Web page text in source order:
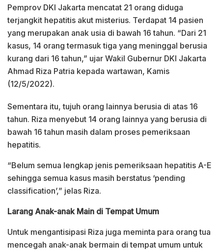
Pemprov DKI Jakarta mencatat 21 orang diduga
terjangkit hepatitis akut misterius. Terdapat 14 pasien
yang merupakan anak usia di bawah 16 tahun. “Dari 21
kasus, 14 orang termasuk tiga yang meninggal berusia
kurang dari 16 tahun,” ujar Wakil Gubernur DKI Jakarta
Ahmad Riza Patria kepada wartawan, Kamis
(12/5/2022).
Sementara itu, tujuh orang lainnya berusia di atas 16
tahun. Riza menyebut 14 orang lainnya yang berusia di
bawah 16 tahun masih dalam proses pemeriksaan
hepatitis.
“Belum semua lengkap jenis pemeriksaan hepatitis A-E
sehingga semua kasus masih berstatus ‘pending
classification’,” jelas Riza.
Larang Anak-anak Main di Tempat Umum
Untuk mengantisipasi Riza juga meminta para orang tua
mencegah anak-anak bermain di tempat umum untuk